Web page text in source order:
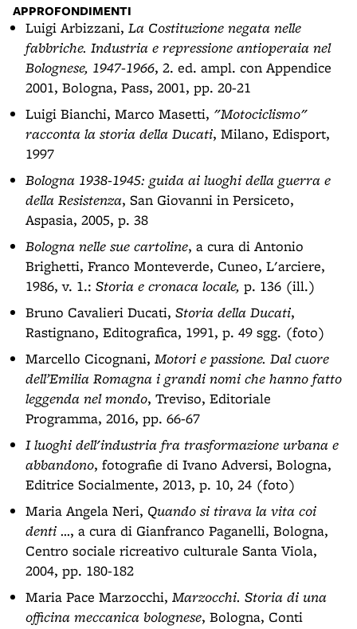
APPROFONDIMENTI
Luigi Arbizzani, La Costituzione negata nelle
fabbriche. Industria e repressione antioperaia nel
Bolognese, 1947-1966, 2. ed. ampl. con Appendice
2001, Bologna, Pass, 2001, pp. 20-21
Luigi Bianchi, Marco Masetti, "Motociclismo"
racconta la storia della Ducati, Milano, Edisport,
1997
Bologna 1938-1945: guida ai luoghi della guerra e
della Resistenza, San Giovanni in Persiceto,
Aspasia, 2005, p. 38
Bologna nelle sue cartoline, a cura di Antonio
Brighetti, Franco Monteverde, Cuneo, L'arciere,
1986, v. 1.: Storia e cronaca locale, p. 136 (ill.)
Bruno Cavalieri Ducati, Storia della Ducati,
Rastignano, Editografica, 1991, p. 49 sgg. (foto)
Marcello Cicognani, Motori e passione. Dal cuore
dell’Emilia Romagna i grandi nomi che hanno fatto
leggenda nel mondo, Treviso, Editoriale
Programma, 2016, pp. 66-67
I luoghi dell'industria fra trasformazione urbana e
abbandono, fotografie di Ivano Adversi, Bologna,
Editrice Socialmente, 2013, p. 10, 24 (foto)
Maria Angela Neri, Quando si tirava la vita coi
denti …, a cura di Gianfranco Paganelli, Bologna,
Centro sociale ricreativo culturale Santa Viola,
2004, pp. 180-182
Maria Pace Marzocchi, Marzocchi. Storia di una
officina meccanica bolognese, Bologna, Conti